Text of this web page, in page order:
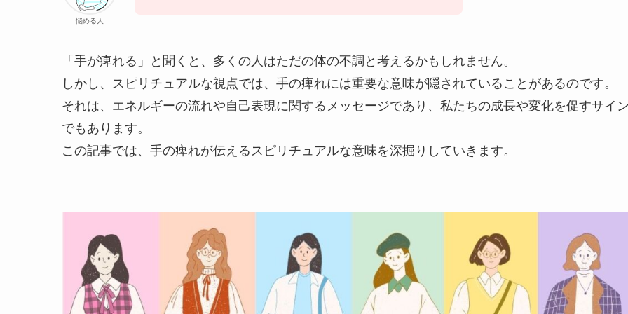
悩める人
「手が痺れる」と聞くと、多くの人はただの体の不調と考えるかもしれません。
しかし、スピリチュアルな視点では、手の痺れには重要な意味が隠されていることがあるのです。
それは、エネルギーの流れや自己表現に関するメッセージであり、私たちの成長や変化を促すサイ
でもあります。
この記事では、手の痺れが伝えるスピリチュアルな意味を深掘りしていきます。